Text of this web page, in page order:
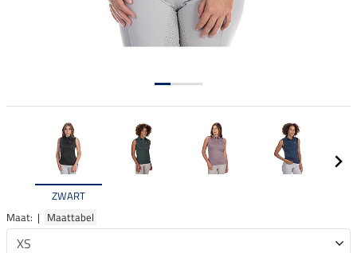
ZWART
Maat: | Maattabel